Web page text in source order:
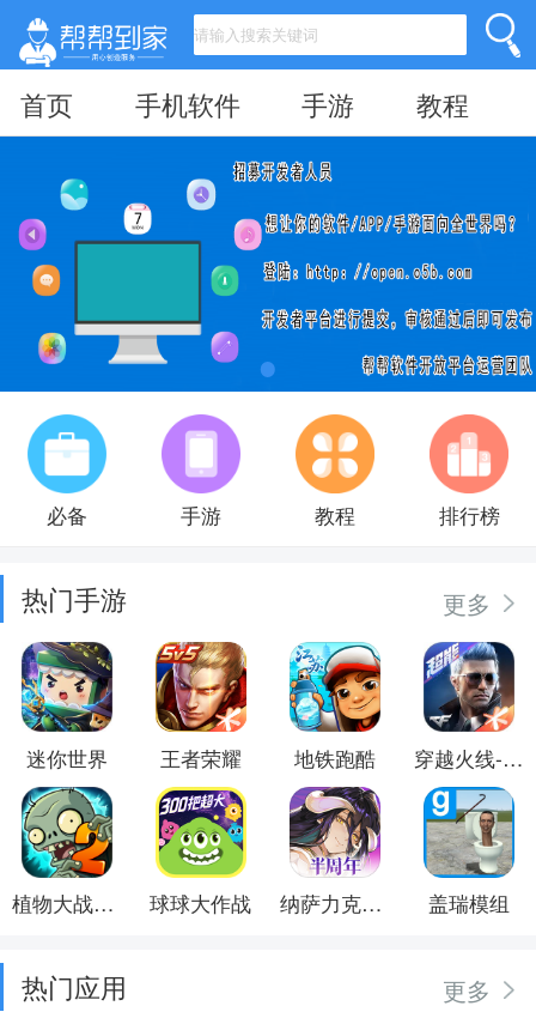
首页 手机软件 手游 教程
必备 手游 教程 排行榜
热门手游 更多
迷你世界 王者荣耀 地铁跑酷 穿越火线-枪战王者
植物大战僵尸2 球球大作战 纳萨力克之王 盖瑞模组
热门应用 更多